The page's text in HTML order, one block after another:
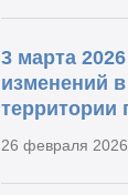
3 марта
изменений
территории
26 февраля 2026